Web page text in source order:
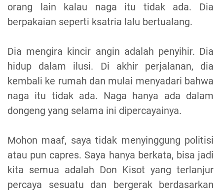
orang lain kalau naga itu tidak ada. Dia
berpakaian seperti ksatria lalu bertualang.
Dia mengira kincir angin adalah penyihir. Dia
hidup dalam ilusi. Di akhir perjalanan, dia
kembali ke rumah dan mulai menyadari bahwa
naga itu tidak ada. Naga hanya ada dalam
dongeng yang selama ini dipercayainya.
Mohon maaf, saya tidak menyinggung politisi
atau pun capres. Saya hanya berkata, bisa jadi
kita semua adalah Don Kisot yang terlanjur
percaya sesuatu dan bergerak berdasarkan